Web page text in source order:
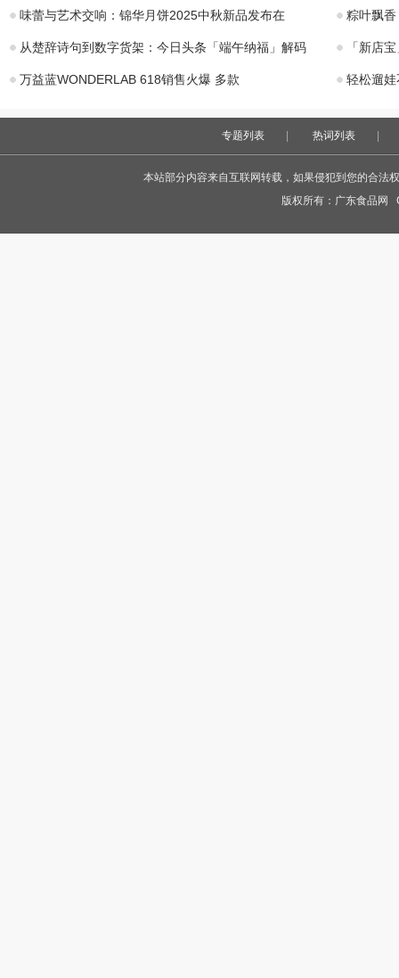
味蕾与艺术交响：锦华月饼2025中秋新品发布在 粽叶飘
从楚辞诗句到数字货架：今日头条「端午纳福」解码 「新店
万益蓝WONDERLAB 618销售火爆 多款 轻松遛
专题列表 热词列表
本站部分内容来自互联网转载，如果侵犯到您的合法
版权所有： 广东食品网